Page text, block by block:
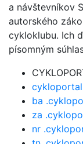
a návštevníkov
autorského
cykloklubu. Ich
písomným
ba
za
nr